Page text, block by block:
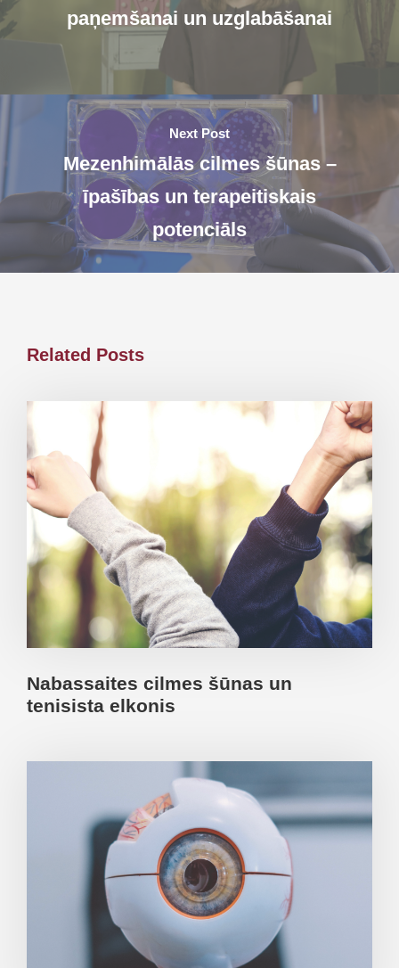
paņemšanai un uzglabāšanai
Next Post
Mezenhimālās cilmes šūnas –
īpašības un terapeitiskais
potenciāls
Related Posts
Nabassaites cilmes šūnas un
tenisista elkonis